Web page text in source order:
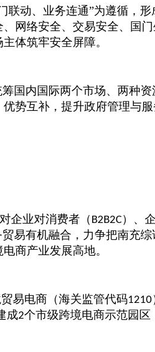
联动、业务连通”为遵循，
网络安全、交易安全、国
体筑牢安全屏障。
国内国际两个市场、两种
势互补，提升政府管理与
企业对消费者（ B2B2C）、
易有机融合，力争把南充
商产业发展高地。
易电商（海关监管代码1210
成2个市级跨境电商示范园